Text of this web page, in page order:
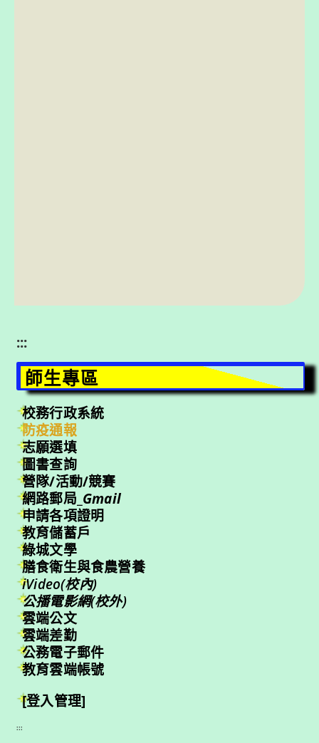
:::
師生專區
校務行政系統
防疫通報
志願選填
圖書查詢
營隊/活動/競賽
網路郵局_ Gmail
申請各項證明
教育儲蓄戶
綠城文學
膳食衛生與食農營養
iVideo(校內)
公播電影網(校外)
雲端公文
雲端差勤
公務電子郵件
教育雲端帳號
[登入管理]
:::